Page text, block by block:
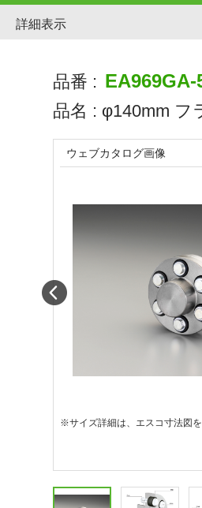
詳細表示
品番 : EA969GA-
品名 : φ140mm フ
ウェブカタログ画像
※サイズ詳細は、エスコ寸法図を